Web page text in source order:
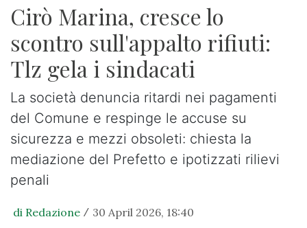
Cirò Marina, cresce lo
scontro sull'appalto rifiuti:
Tlz gela i sindacati
La società denuncia ritardi nei pagamenti
del Comune e respinge le accuse su
sicurezza e mezzi obsoleti: chiesta la
mediazione del Prefetto e ipotizzati rilievi
penali
di Redazione / 30 April 2026, 18:40